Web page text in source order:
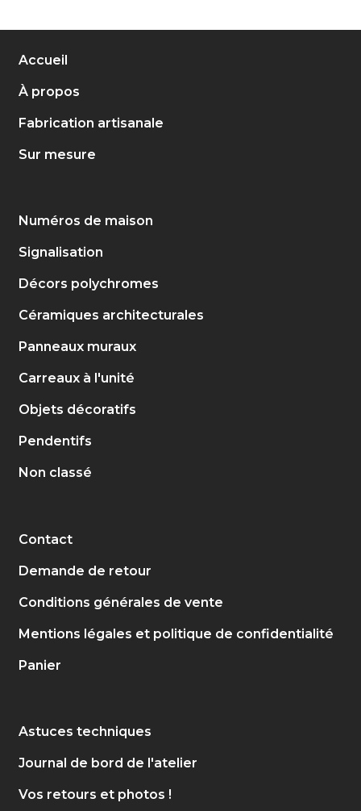
Accueil
À propos
Fabrication artisanale
Sur mesure
Numéros de maison
Signalisation
Décors polychromes
Céramiques architecturales
Panneaux muraux
Carreaux à l'unité
Objets décoratifs
Pendentifs
Non classé
Contact
Demande de retour
Conditions générales de vente
Mentions légales et politique de confidentialité
Panier
Astuces techniques
Journal de bord de l'atelier
Vos retours et photos !